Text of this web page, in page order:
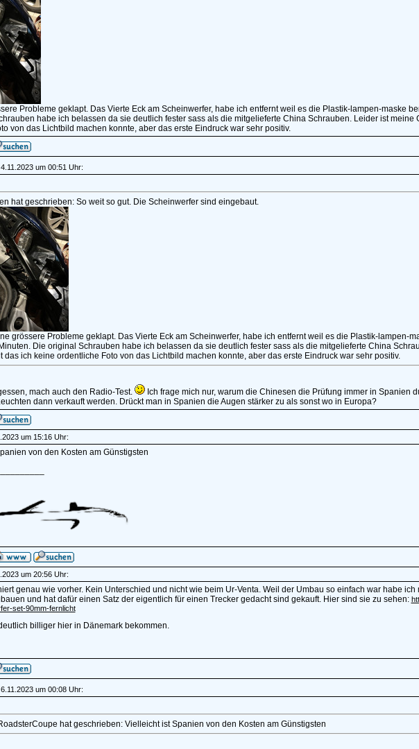
Probleme geklapt. Das Vierte Eck am Scheinwerfer, habe ich entfernt weil es die Plastik-lampen-maske
habe ich belassen da sie deutlich fester sass als die mitgelieferte China Schrauben. Leider ist meine
von das Lichtbild machen konnte, aber das erste Eindruck war sehr positiv.
um 00:51 Uhr:
hat geschrieben: So weit so gut. Die Scheinwerfer sind eingebaut.
grössere Probleme geklapt. Das Vierte Eck am Scheinwerfer, habe ich entfernt weil es die Plastik-lampen-
Die original Schrauben habe ich belassen da sie deutlich fester sass als die mitgelieferte China
das ich keine ordentliche Foto von das Lichtbild machen konnte, aber das erste Eindruck war sehr positiv.
mach auch den Radio-Test.
Ich frage mich nur, warum die Chinesen die Prüfung immer in Spanien
dann verkauft werden. Drückt man in Spanien die Augen stärker zu als sonst wo in Europa?
um 15:16 Uhr:
von den Kosten am Günstigsten
um 20:56 Uhr:
genau wie vorher. Kein Unterschied und nicht wie beim Ur-Venta. Weil der Umbau so einfach war habe
und hat dafür einen Satz der eigentlich für einen Trecker gedacht sind gekauft. Hier sind sie zu sehen:
set-90mm-fernlicht
billiger hier in Dänemark bekommen.
um 00:08 Uhr:
hat geschrieben: Vielleicht ist Spanien von den Kosten am Günstigsten